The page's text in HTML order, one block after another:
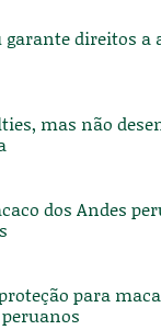
direitos a
mas não
dos Andes
para